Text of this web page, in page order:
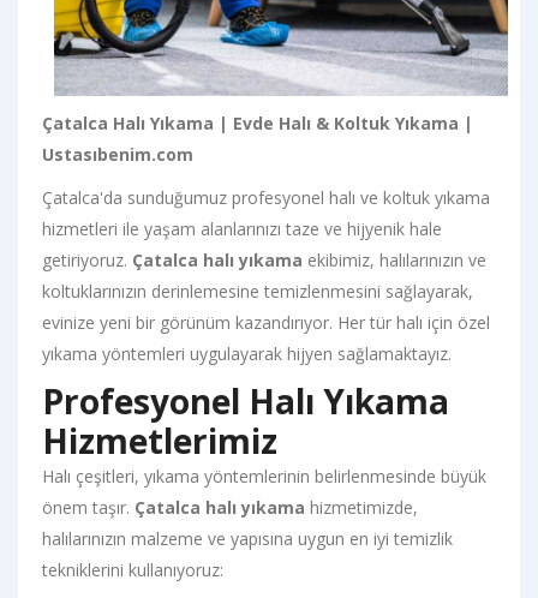
Çatalca Halı Yıkama | Evde Halı & Koltuk Yıkama |
Ustasıbenim.com
Çatalca'da sunduğumuz profesyonel halı ve koltuk yıkama
hizmetleri ile yaşam alanlarınızı taze ve hijyenik hale
getiriyoruz. Çatalca halı yıkama ekibimiz, halılarınızın ve
koltuklarınızın derinlemesine temizlenmesini sağlayarak,
evinize yeni bir görünüm kazandırıyor. Her tür halı için özel
yıkama yöntemleri uygulayarak hijyen sağlamaktayız.
Profesyonel Halı Yıkama
Hizmetlerimiz
Halı çeşitleri, yıkama yöntemlerinin belirlenmesinde büyük
önem taşır. Çatalca halı yıkama hizmetimizde,
halılarınızın malzeme ve yapısına uygun en iyi temizlik
tekniklerini kullanıyoruz: